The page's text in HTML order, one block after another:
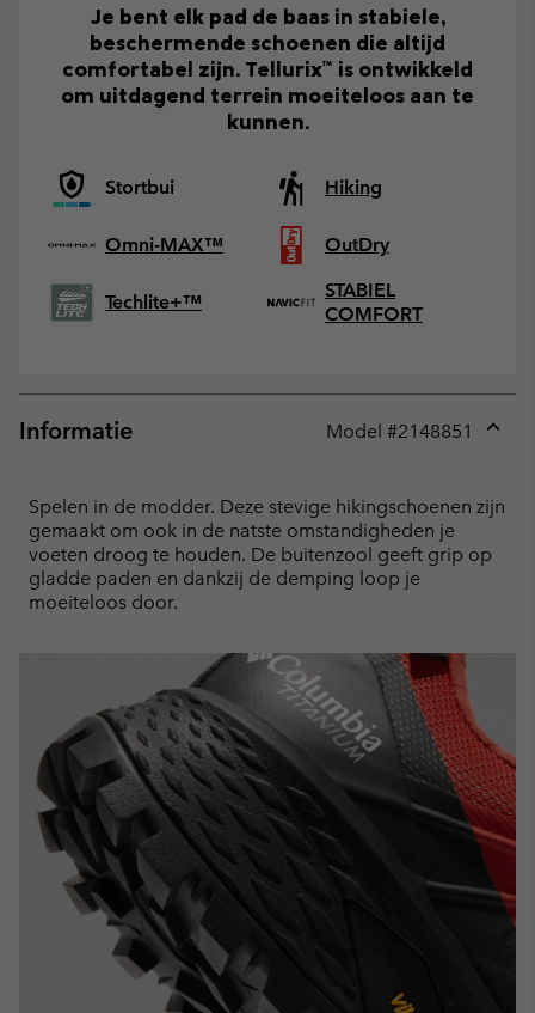
Je bent elk pad de baas in stabiele,
beschermende schoenen die altijd
comfortabel zijn. Tellurix™ is ontwikkeld
om uitdagend terrein moeiteloos aan te
kunnen.
Stortbui Hiking
Omni-MAX™ OutDry
Techlite+™
STABIEL
COMFORT
Informatie Model #2148851
Spelen in de modder. Deze stevige hikingschoenen zijn
gemaakt om ook in de natste omstandigheden je
voeten droog te houden. De buitenzool geeft grip op
gladde paden en dankzij de demping loop je
moeiteloos door.